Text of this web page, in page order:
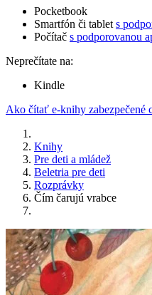
Pocketbook
Smartfón či tablet s
Počítač s podporovanou
Neprečítate na:
Kindle
Ako čítať e-knihy zabezpečené
Knihy
Pre deti a mládež
Beletria pre deti
Rozprávky
Čím čarujú vrabce